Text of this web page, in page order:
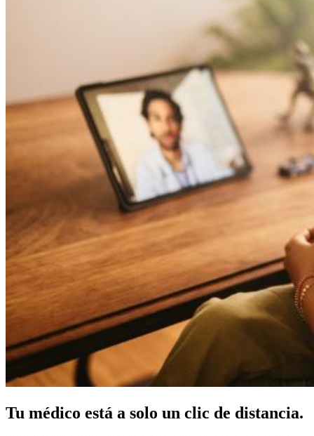
Tu médico está a solo un clic de distancia.